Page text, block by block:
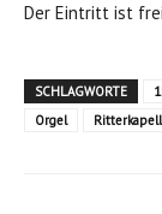
Der Eintritt ist
SCHLAGWORTE
Orgel